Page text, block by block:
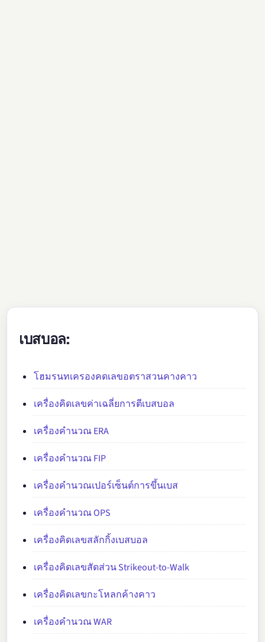
เบสบอล:
โฮมรนทเครองคดเลขอตราสวนคางคาว
เครื่องคิดเลขค่าเฉลี่ยการตีเบสบอล
เครื่องคำนวณ ERA
เครื่องคำนวณ FIP
เครื่องคำนวณเปอร์เซ็นต์การขึ้นเบส
เครื่องคำนวณ OPS
เครื่องคิดเลขสลักกิ้งเบสบอล
เครื่องคิดเลขสัดส่วน Strikeout-to-Walk
เครื่องคิดเลขกะโหลกค้างคาว
เครื่องคำนวณ WAR